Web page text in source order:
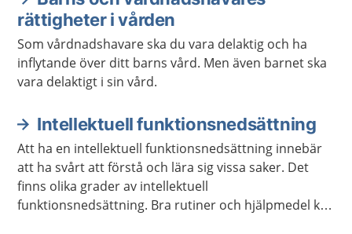
rättigheter i vården
Som vårdnadshavare ska du vara delaktig och ha
inflytande över ditt barns vård. Men även barnet ska
vara delaktigt i sin vård.
Intellektuell funktionsnedsättning
Att ha en intellektuell funktionsnedsättning innebär
att ha svårt att förstå och lära sig vissa saker. Det
finns olika grader av intellektuell
funktionsnedsättning. Bra rutiner och hjälpmedel kan